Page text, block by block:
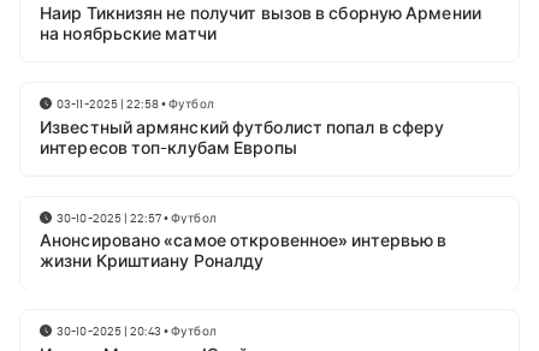
Наир Тикнизян не получит вызов в сборную Армении
на ноябрьские матчи
03-11-2025 | 22:58•Футбол
Известный армянский футболист попал в сферу
интересов топ-клубам Европы
30-10-2025 | 22:57•Футбол
Анонсировано «самое откровенное» интервью в
жизни Криштиану Роналду
30-10-2025 | 20:43 •Футбол